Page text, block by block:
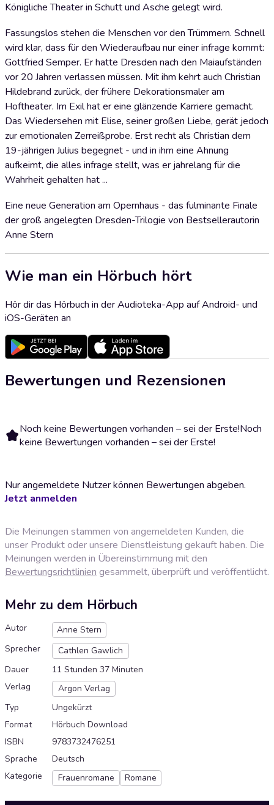
Königliche Theater in Schutt und Asche gelegt wird.
Fassungslos stehen die Menschen vor den Trümmern. Schnell
wird klar, dass für den Wiederaufbau nur einer infrage kommt:
Gottfried Semper. Er hatte Dresden nach den Maiaufständen
vor 20 Jahren verlassen müssen. Mit ihm kehrt auch Christian
Hildebrand zurück, der frühere Dekorationsmaler am
Hoftheater. Im Exil hat er eine glänzende Karriere gemacht.
Das Wiedersehen mit Elise, seiner großen Liebe, gerät jedoch
zur emotionalen Zerreißprobe. Erst recht als Christian dem
19-jährigen Julius begegnet - und in ihm eine Ahnung
aufkeimt, die alles infrage stellt, was er jahrelang für die
Wahrheit gehalten hat ...
Eine neue Generation am Opernhaus - das fulminante Finale
der groß angelegten Dresden-Trilogie von Bestsellerautorin
Anne Stern
Wie man ein Hörbuch hört
Hör dir das Hörbuch in der Audioteka-App auf Android- und
iOS-Geräten an
Bewertungen und Rezensionen
Noch keine Bewertungen vorhanden – sei der Erste!Noch
keine Bewertungen vorhanden – sei der Erste!
Nur angemeldete Nutzer können Bewertungen abgeben.
Jetzt anmelden
Die Meinungen stammen von angemeldeten Kunden, die
unser Produkt oder unsere Dienstleistung gekauft haben. Die
Meinungen werden in Übereinstimmung mit den
Bewertungsrichtlinien gesammelt, überprüft und veröffentlicht.
Mehr zu dem Hörbuch
Autor
Anne Stern
Sprecher
Cathlen Gawlich
Dauer
11 Stunden 37 Minuten
Verlag
Argon Verlag
Typ
Ungekürzt
Format
Hörbuch Download
ISBN
9783732476251
Sprache
Deutsch
Kategorie
Frauenromane Romane